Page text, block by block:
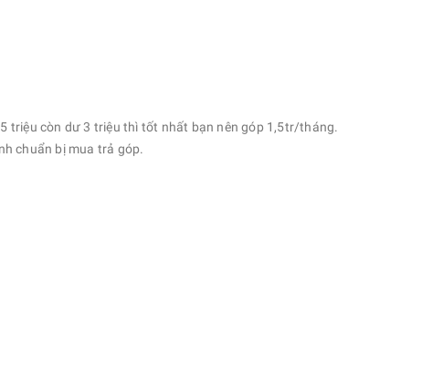
triệu còn dư 3 triệu thì tốt nhất bạn nên góp 1,5tr/tháng.
chuẩn bị mua trả góp.